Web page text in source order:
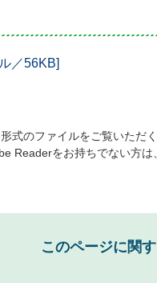
／56KB]
式のファイルをご覧いただ
Readerをお持ちでない方は
このページに関